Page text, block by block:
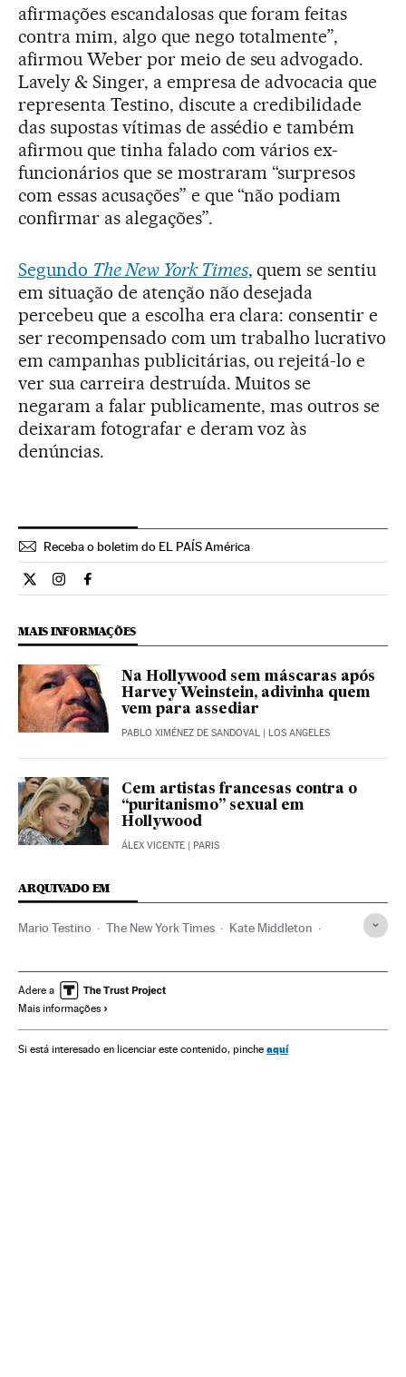
afirmações escandalosas que foram feitas
contra mim, algo que nego totalmente”,
afirmou Weber por meio de seu advogado.
Lavely & Singer, a empresa de advocacia que
representa Testino, discute a credibilidade
das supostas vítimas de assédio e também
afirmou que tinha falado com vários ex-
funcionários que se mostraram “surpresos
com essas acusações” e que “não podiam
confirmar as alegações”.
Segundo The New York Times, quem se sentiu
em situação de atenção não desejada
percebeu que a escolha era clara: consentir e
ser recompensado com um trabalho lucrativo
em campanhas publicitárias, ou rejeitá-lo e
ver sua carreira destruída. Muitos se
negaram a falar publicamente, mas outros se
deixaram fotografar e deram voz às
denúncias.
Receba o boletim do EL PAÍS América
Estilo El País Brasil en Twitter
Estilo El País Brasil en Instagram
Estilo El País Brasil en Facebook
MAIS INFORMAÇÕES
Na Hollywood sem máscaras após
Harvey Weinstein, adivinha quem
vem para assediar
PABLO XIMÉNEZ DE SANDOVAL | LOS ANGELES
Cem artistas francesas contra o
“puritanismo” sexual em
Hollywood
ÁLEX VICENTE | PARIS
ARQUIVADO EM
Mario Testino The New York Times Kate Middleton
Crimes sexuais Imprensa
Justiça
Adere a
Mais informações
Si está interesado en licenciar este contenido, pinche aquí